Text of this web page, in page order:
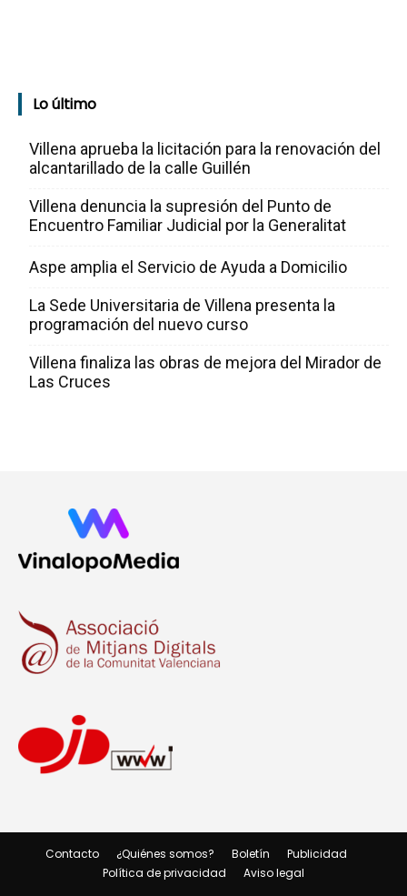
Lo último
Villena aprueba la licitación para la renovación del
alcantarillado de la calle Guillén
Villena denuncia la supresión del Punto de
Encuentro Familiar Judicial por la Generalitat
Aspe amplia el Servicio de Ayuda a Domicilio
La Sede Universitaria de Villena presenta la
programación del nuevo curso
Villena finaliza las obras de mejora del Mirador de
Las Cruces
Contacto ¿Quiénes somos? Boletín
Publicidad
Política de privacidad
Aviso legal